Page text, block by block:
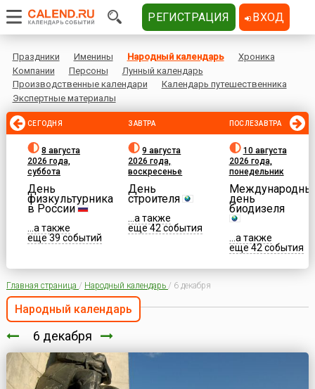
Праздники Именины Народный календарь
Хроника
Компании
Персоны
Лунный календарь
Производственные календари
Календарь путешественника
Экспертные материалы
СЕГОДНЯ
8 августа
2026 года,
суббота
День
физкультурника
в России
...а также
еще 39 событий
ЗАВТРА
9 августа
2026 года,
воскресенье
День
строителя
...а также
еще 42 события
ПОСЛЕЗАВТРА
10 августа
2026 года,
понедельник
день
биодизеля
...а также
еще 42 события
Главная страница / Народный календарь / 6 декабря
Народный календарь
6 декабря
РЕГИСТРАЦИЯ ВХОД